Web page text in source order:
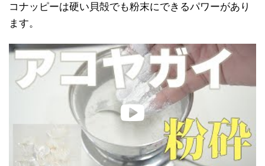
コナッピーは硬い貝殻でも粉末にできるパワーがあり
ます。